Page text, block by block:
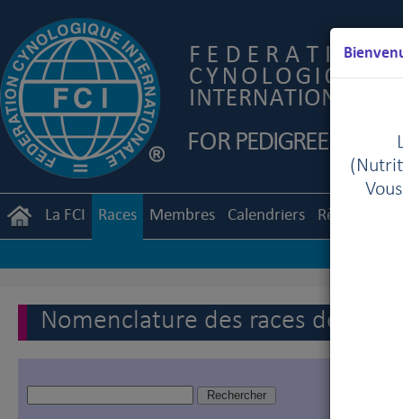
La FCI Races Membres Calendriers Règlements
Nomenclature des races de la